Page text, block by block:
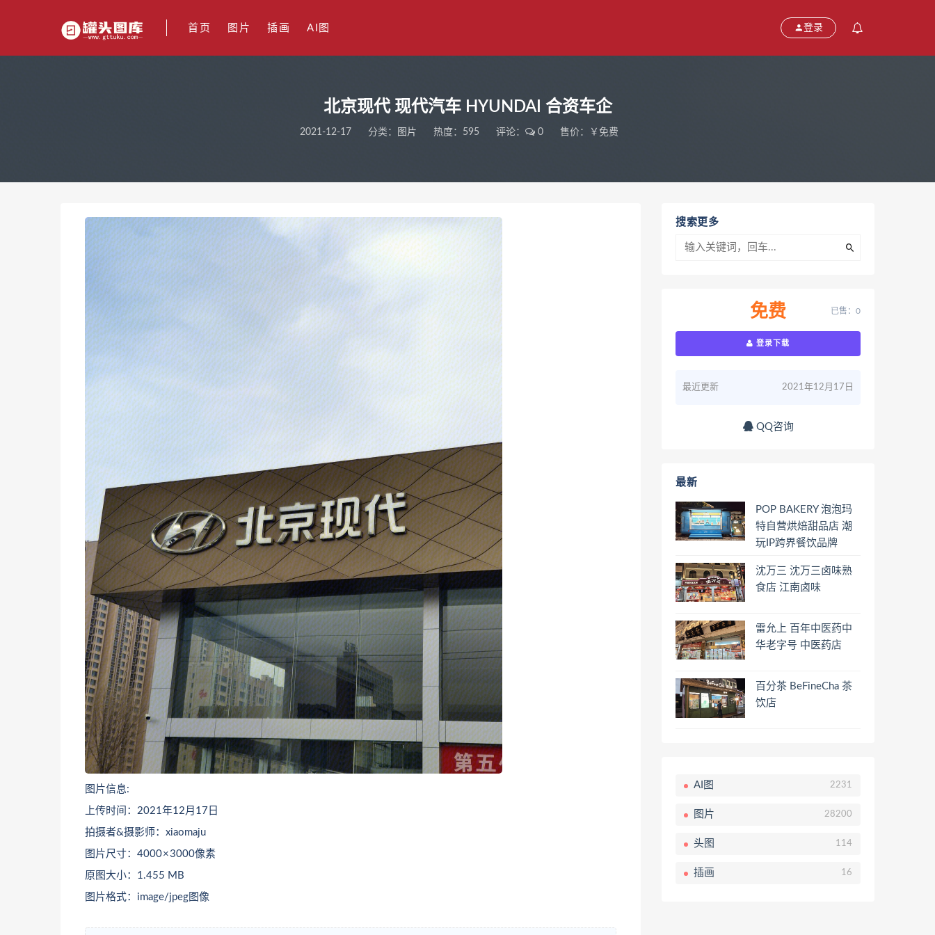
首页 图片 插画 AI图 登录
北京现代 现代汽车 HYUNDAI 合资车企
2021-12-17 分类： 图片 热度：595 评论： 0 售价：￥免费
图片信息:
上传时间：2021年12月17日
拍摄者&摄影师：xiaomaju
图片尺寸：4000 × 3000像素
原图大小：1.455 MB
图片格式：image/jpeg图像
搜索更多
免费 已售：0
登录下载
最近更新 2021年12月17日
QQ咨询
最新
POP BAKERY 泡泡玛
特自营烘焙甜品店 潮
玩IP跨界餐饮品牌
沈万三 沈万三卤味熟
食店 江南卤味
雷允上 百年中医药中
华老字号 中医药店
百分茶 BeFineCha 茶
饮店
AI图 2231
图片 28200
头图 114
插画 16